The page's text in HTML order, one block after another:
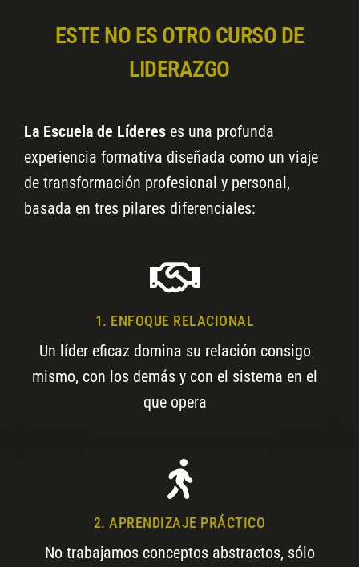
ESTE NO ES OTRO CURSO DE
LIDERAZGO​
La Escuela de Líderes es una profunda
experiencia formativa diseñada como un viaje
de transformación profesional y personal,
basada en tres pilares diferenciales:
1. ENFOQUE RELACIONAL
Un líder eficaz domina su relación consigo
mismo, con los demás y con el sistema en el
que opera
2. APRENDIZAJE PRÁCTICO
No trabajamos conceptos abstractos, sólo